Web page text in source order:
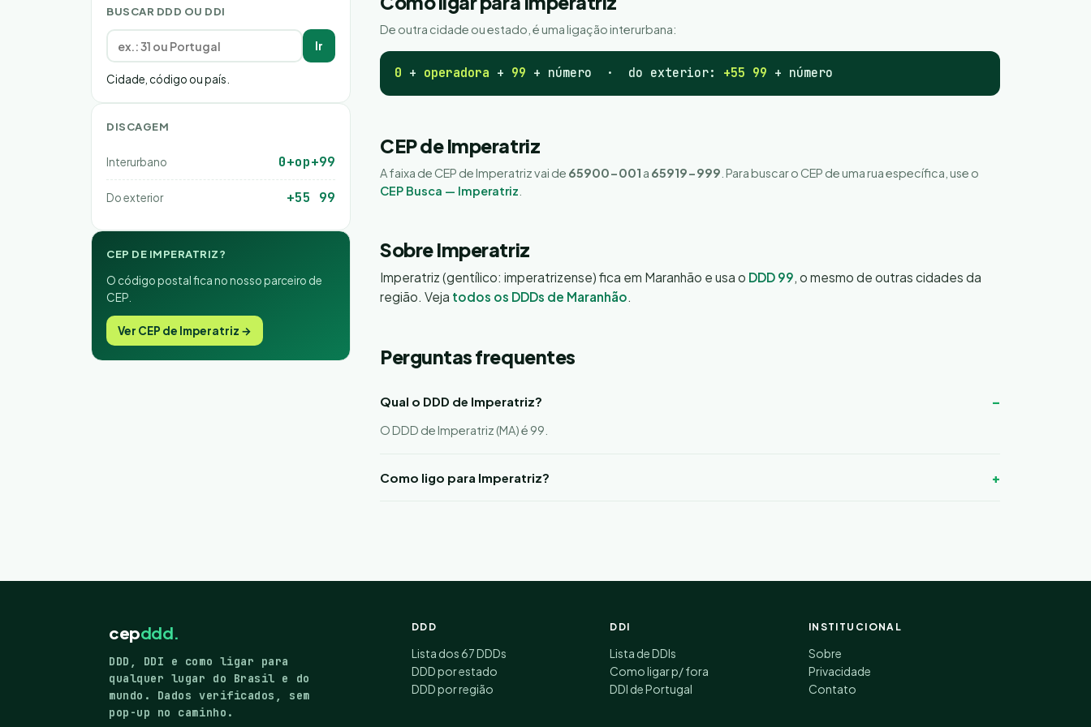
BUSCAR DDD OU DDI
Ir
Cidade, código ou país.
DISCAGEM
Interurbano 0+op+99
Do exterior +55 99
CEP DE IMPERATRIZ?
O código postal fica no nosso parceiro de
CEP.
Ver CEP de Imperatriz →
De outra cidade ou estado, é uma ligação interurbana:
0 + operadora + 99 + número · do exterior: +55 99 + número
CEP de Imperatriz
A faixa de CEP de Imperatriz vai de 65900-001 a 65919-999 . Para buscar o CEP de uma rua específica, use o
CEP Busca — Imperatriz
Sobre Imperatriz
Imperatriz (gentílico: imperatrizense) fica em Maranhão e usa o DDD 99, o mesmo de outras cidades da
região. Veja todos os DDDs de Maranhão.
Perguntas frequentes
Qual o DDD de Imperatriz?
O DDD de Imperatriz (MA) é 99.
Como ligo para Imperatriz?
cepddd.
DDD, DDI e como ligar para
qualquer lugar do Brasil e do
mundo. Dados verificados, sem
pop-up no caminho.
DDD
Lista dos 67 DDDs
DDD por estado
DDD por região
DDI
Lista de DDIs
Como ligar p/ fora
DDI de Portugal
INSTITUCIONAL
Sobre
Privacidade
Contato